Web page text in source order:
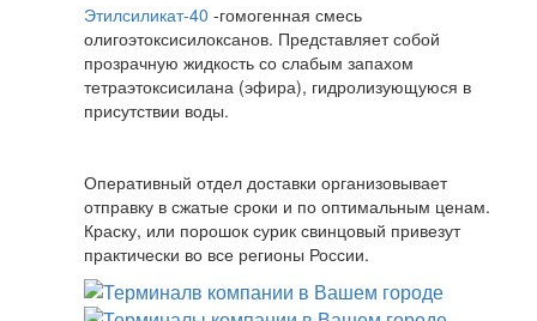
Этилсиликат-40 -гомогенная смесь
олигоэтоксисилоксанов. Представляет собой
прозрачную жидкость со слабым запахом
тетраэтоксисилана (эфира), гидролизующуюся в
присутствии воды.
Оперативный отдел доставки организовывает
отправку в сжатые сроки и по оптимальным ценам.
Краску, или порошок сурик свинцовый привезут
практически во все регионы России.